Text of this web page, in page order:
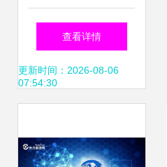
和能源互联网博览
会 互联网数据服务
查看详情
更新时间：2026-08-06
07:54:30